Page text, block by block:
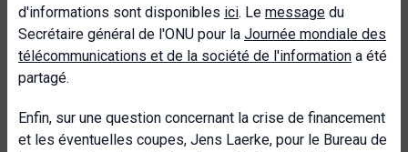
d'informations sont disponibles ici. Le message du
Secrétaire général de l'ONU pour la Journée mondiale des
télécommunications et de la société de l'information a été
partagé.
Enfin, sur une question concernant la crise de financement
et les éventuelles coupes, Jens Laerke, pour le Bureau de